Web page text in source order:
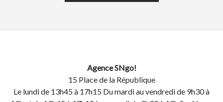
Agence SNgo!
15 Place de la République
Le lundi de 13h45 à 17h15 Du mardi au vendredi de 9h30 à